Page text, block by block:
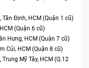
Định, HCM (Quận 1 cũ)
(Quận 6 cũ)
Hưng, HCM (Quận 7 cũ)
Củi, HCM (Quận 8 cũ)
Mỹ Tây, HCM (Q.12